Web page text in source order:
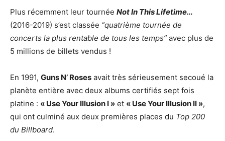
Plus récemment leur tournée Not In This Lifetime…
(2016-2019) s’est classée “quatrième tournée de
concerts la plus rentable de tous les temps” avec plus de
5 millions de billets vendus !
En 1991, Guns N’ Roses avait très sérieusement secoué la
planète entière avec deux albums certifiés sept fois
platine : « Use Your Illusion I » et « Use Your Illusion II »,
qui ont culminé aux deux premières places du Top 200
du Billboard.